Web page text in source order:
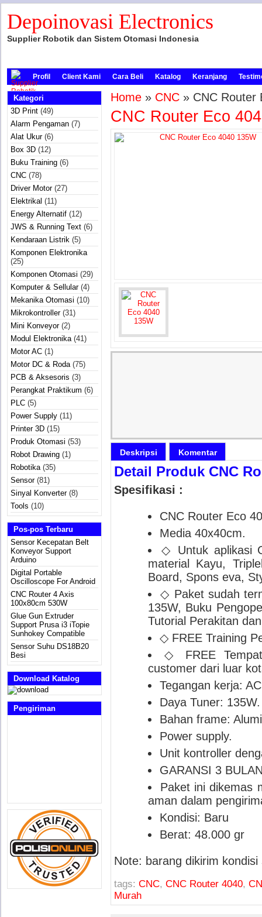
Depoinovasi Electronics
Supplier Robotik dan Sistem Otomasi Indonesia
Profil Client Kami Cara Beli Katalog Keranjang
Kategori
3D Print (49)
Alarm Pengaman (7)
Alat Ukur(6)
Box 3D (12)
Buku Training (6)
CNC (78)
Driver Motor(27)
Elektrikal (11)
Energy Alternatif (12)
JWS & Running Text (6)
Kendaraan Listrik (5)
Komponen Elektronika
(25)
Komponen Otomasi (29)
Komputer & Sellular(4)
Mekanika Otomasi (10)
Mikrokontroller(31)
Mini Konveyor(2)
Modul Elektronika(41)
Motor AC (1)
Motor DC & Roda(75)
PCB & Aksesoris (3)
Perangkat Praktikum (6)
PLC (5)
Power Supply (11)
Printer 3D (15)
Produk Otomasi (53)
Robot Drawing (1)
Robotika(35)
Sensor(81)
Sinyal Konverter(8)
Tools (10)
Pos-pos Terbaru
Sensor Kecepatan Belt
Konveyor Support
Arduino
Digital Portable
Oscilloscope For Android
CNC Router 4 Axis
100x80cm 530W
Glue Gun Extruder
Support Prusa i3 iTopie
Sunhokey Compatible
Sensor Suhu DS18B20
Besi
Download Katalog
Pengiriman
Home » CNC » CNC Router
CNC Router Eco
Deskripsi Komentar
Detail Produk CNC
Spesifikasi :
CNC Router Eco
Media 40x40cm.
◇ Untuk aplikasi
material Kayu,
Board, Spons eva,
◇ Paket sudah
135W, Buku
Tutorial Perakitan
◇ FREE Training
◇ FREE
customer dari luar
Tegangan kerja:
Daya Tuner: 135W.
Bahan frame:
Power supply.
Unit kontroller
GARANSI 3
Paket ini dikemas
aman dalam
Kondisi: Baru
Berat: 48.000 gr
Note: barang dikirim
tags: CNC, CNC Router 4040,
Murah